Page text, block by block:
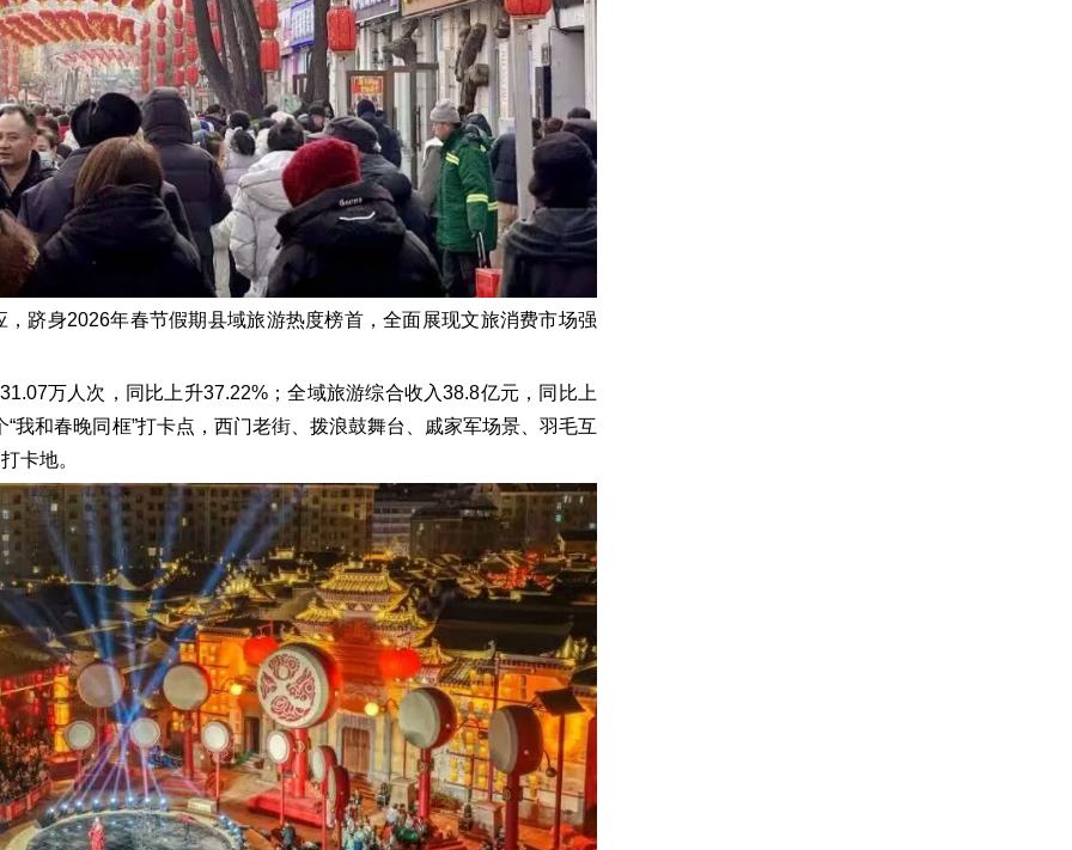
跻身2026年春节假期县域旅游热度榜首，全面展现文旅消费市场强
万人次，同比上升37.22%；全域旅游综合收入38.8亿元，同比上
我和春晚同框”打卡点，西门老街、拨浪鼓舞台、戚家军场景、羽毛互
卡地。